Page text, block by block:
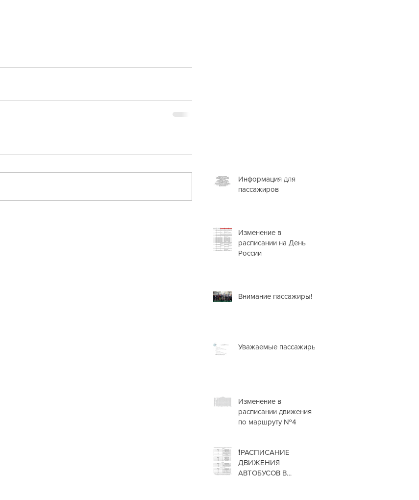
Информация для
пассажиров
Изменение в
расписании на День
России
Внимание пассажиры!
Уважаемые пассажиры!
Изменение в
расписании движения
по маршруту №4
❗РАСПИСАНИЕ
ДВИЖЕНИЯ
АВТОБУСОВ В